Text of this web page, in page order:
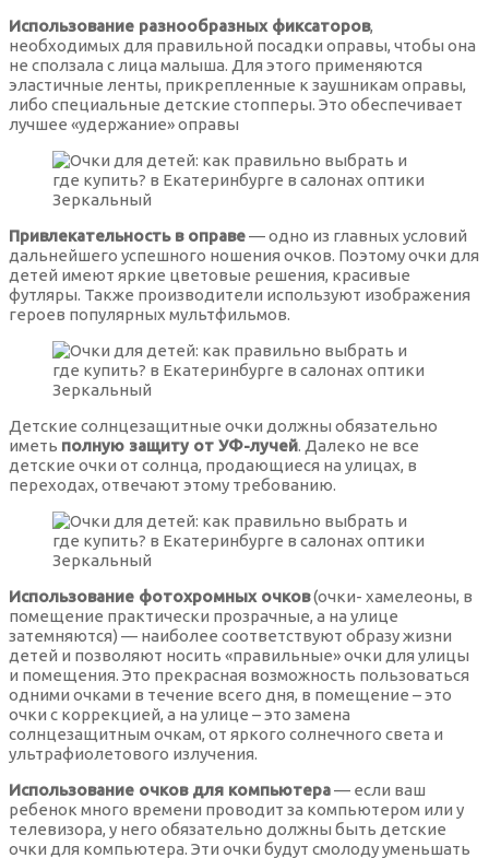
подраздел
Сапфировые контактные линзы
Серебряный серый контактные линзы
Синие контактные линзы
Цветные контактные линзы дневного ношения
Цветные контактные линзы плановой замены
Цветные контактные линзы на месяц
Цветные контактные линзы на 3 месяца
Оправы для очков Италия
Оправы для очков Германия
Бордовые оправы для очков
Зеленые оправы для очков
Золотистые оправы для очков
Коричневые оправы для очков
Синие оправы для очков
Черные оправы для очков
Солнцезащитные очки Tods
Солнцезащитные очки авиаторы
Солнцезащитные очки бабочка
Квадратные солнцезащитные очки
Солнцезащитные очки кошачий глаз
Круглые солнцезащитные очки
Овальные солнцезащитные очки
Солнцезащитные очки стрекоза
Солнцезащитные очки трапеция
Солнцезащитные очки из металла
Солнцезащитные очки из комбинированного материала
Солнцезащитные очки Италия
Использование разнообразных фиксаторов,
необходимых для правильной посадки оправы, чтобы она
не сползала с лица малыша. Для этого применяются
эластичные ленты, прикрепленные к заушникам оправы,
либо специальные детские стопперы. Это обеспечивает
лучшее «удержание» оправы
Привлекательность в оправе— одно из главных условий
дальнейшего успешного ношения очков. Поэтому очки для
детей имеют яркие цветовые решения, красивые
футляры. Также производители используют изображения
героев популярных мультфильмов.
Детские солнцезащитные очки должны обязательно
иметь полную защиту от УФ-лучей. Далеко не все
детские очки от солнца, продающиеся на улицах, в
переходах, отвечают этому требованию.
Использование фотохромных очков(очки- хамелеоны, в
помещение практически прозрачные, а на улице
затемняются) — наиболее соответствуют образу жизни
детей и позволяют носить «правильные» очки для улицы
и помещения. Это прекрасная возможность пользоваться
одними очками в течение всего дня, в помещение – это
очки с коррекцией, а на улице – это замена
солнцезащитным очкам, от яркого солнечного света и
ультрафиолетового излучения.
Использование очков для компьютера— если ваш
ребенок много времени проводит за компьютером или у
телевизора, у него обязательно должны быть детские
очки для компьютера. Эти очки будут смолоду уменьшать